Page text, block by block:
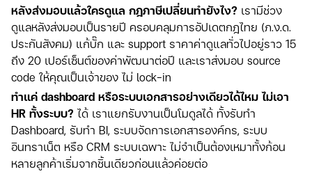
หลังส่งมอบแล้วใครดูแล กฎภาษีเปลี่ยนทำยังไง? เรามีช่วง
ดูแลหลังส่งมอบเป็นรายปี ครอบคลุมการอัปเดตกฎไทย (ภ.ง.ด.
ประกันสังคม) แก้บั๊ก และ support ราคาค่าดูแลทั่วไปอยู่ราว 15
ถึง 20 เปอร์เซ็นต์ของค่าพัฒนาต่อปี และเราส่งมอบ source
code ให้คุณเป็นเจ้าของ ไม่ lock-in
ทำแค่ dashboard หรือระบบเอกสารอย่างเดียวได้ไหม ไม่เอา
HR ทั้งระบบ? ได้ เราแยกรับงานเป็นโมดูลได้ ทั้งรับทำ
Dashboard, รับทำ BI, ระบบจัดการเอกสารองค์กร, ระบบ
อินทราเน็ต หรือ CRM ระบบเฉพาะ ไม่จำเป็นต้องเหมาทั้งก้อน
หลายลูกค้าเริ่มจากชิ้นเดียวก่อนแล้วค่อยต่อ